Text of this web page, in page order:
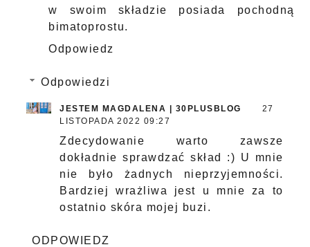
w swoim składzie posiada pochodną
bimatoprostu.
Odpowiedz
Odpowiedzi
JESTEM MAGDALENA | 30PLUSBLOG
27
LISTOPADA 2022 09:27
Zdecydowanie warto zawsze
dokładnie sprawdzać skład :) U mnie
nie było żadnych nieprzyjemności.
Bardziej wrażliwa jest u mnie za to
ostatnio skóra mojej buzi.
ODPOWIEDZ